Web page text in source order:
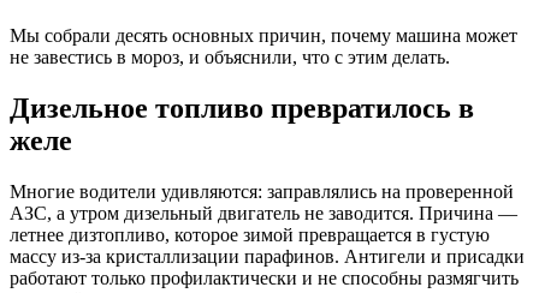
Мы собрали десять основных причин, почему машина может
не завестись в мороз, и объяснили, что с этим делать.
Дизельное топливо превратилось в
желе
Многие водители удивляются: заправлялись на проверенной
АЗС, а утром дизельный двигатель не заводится. Причина —
летнее дизтопливо, которое зимой превращается в густую
массу из-за кристаллизации парафинов. Антигели и присадки
работают только профилактически и не способны размягчить